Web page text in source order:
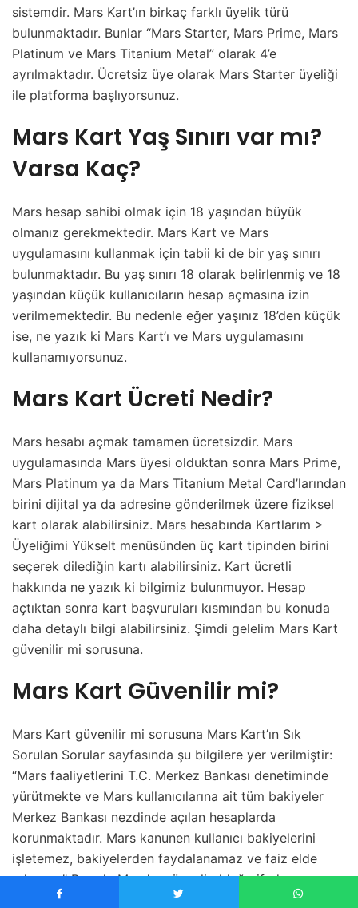
sistemdir. Mars Kart’ın birkaç farklı üyelik türü
bulunmaktadır. Bunlar “Mars Starter, Mars Prime, Mars
Platinum ve Mars Titanium Metal” olarak 4’e
ayrılmaktadır. Ücretsiz üye olarak Mars Starter üyeliği
ile platforma başlıyorsunuz.
Mars Kart Yaş Sınırı var mı?
Varsa Kaç?
Mars hesap sahibi olmak için 18 yaşından büyük
olmanız gerekmektedir. Mars Kart ve Mars
uygulamasını kullanmak için tabii ki de bir yaş sınırı
bulunmaktadır. Bu yaş sınırı 18 olarak belirlenmiş ve 18
yaşından küçük kullanıcıların hesap açmasına izin
verilmemektedir. Bu nedenle eğer yaşınız 18’den küçük
ise, ne yazık ki Mars Kart’ı ve Mars uygulamasını
kullanamıyorsunuz.
Mars Kart Ücreti Nedir?
Mars hesabı açmak tamamen ücretsizdir. Mars
uygulamasında Mars üyesi olduktan sonra Mars Prime,
Mars Platinum ya da Mars Titanium Metal Card’larından
birini dijital ya da adresine gönderilmek üzere fiziksel
kart olarak alabilirsiniz. Mars hesabında Kartlarım >
Üyeliğimi Yükselt menüsünden üç kart tipinden birini
seçerek dilediğin kartı alabilirsiniz. Kart ücretli
hakkında ne yazık ki bilgimiz bulunmuyor. Hesap
açtıktan sonra kart başvuruları kısmından bu konuda
daha detaylı bilgi alabilirsiniz. Şimdi gelelim Mars Kart
güvenilir mi sorusuna.
Mars Kart Güvenilir mi?
Mars Kart güvenilir mi sorusuna Mars Kart’ın Sık
Sorulan Sorular sayfasında şu bilgilere yer verilmiştir:
“Mars faaliyetlerini T.C. Merkez Bankası denetiminde
yürütmekte ve Mars kullanıcılarına ait tüm bakiyeler
Merkez Bankası nezdinde açılan hesaplarda
korunmaktadır. Mars kanunen kullanıcı bakiyelerini
işletemez, bakiyelerden faydalanamaz ve faiz elde
edemez.” Burada Mars’ın güvenli olduğu ifade
edilmektedir. Tabii ki araştırma yapmadan hiç bir